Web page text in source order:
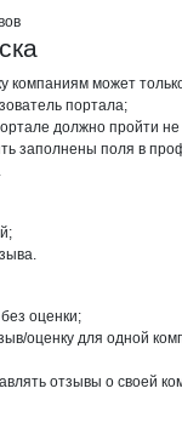
компаниям может
портала;
должно пройти
заполнены поля в
оценки;
оценку для одной
отзывы о своей